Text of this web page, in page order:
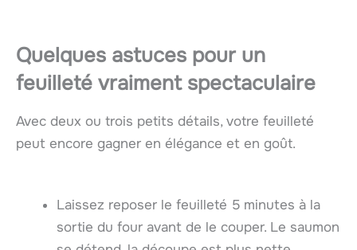
Quelques astuces pour un
feuilleté vraiment spectaculaire
Avec deux ou trois petits détails, votre feuilleté
peut encore gagner en élégance et en goût.
Laissez reposer le feuilleté 5 minutes à la
sortie du four avant de le couper. Le saumon